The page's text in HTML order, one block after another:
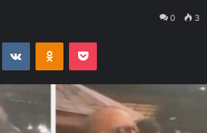
0 3
VKontakteOdnoklassniki
Pocket